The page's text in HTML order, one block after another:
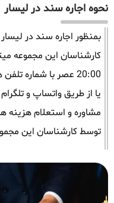
نحوه اجاره سند در لیسار
بمنظور اجاره سند در
20:00 عصر با شماره
یا از طریق واتساپ و تلگرام
مشاوره و استعلام هزینه
توسط کارشناسان این